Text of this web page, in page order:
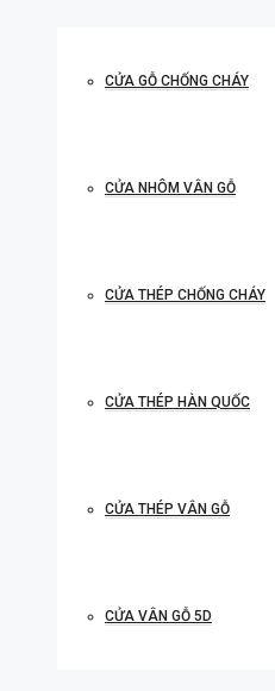
CỬA GỖ CHỐNG CHÁY
CỬA NHÔM VÂN GỖ
CỬA THÉP CHỐNG CHÁY
CỬA THÉP HÀN QUỐC
CỬA THÉP VÂN GỖ
CỬA VÂN GỖ 5D